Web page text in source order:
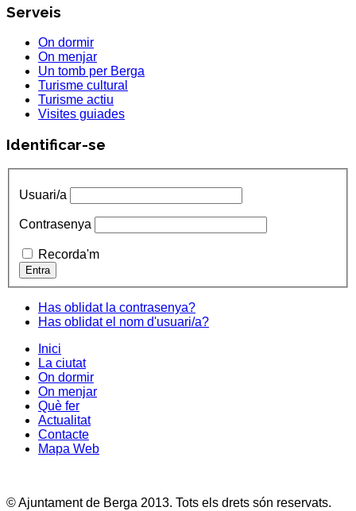
Serveis
On dormir
On menjar
Un tomb per Berga
Turisme cultural
Turisme actiu
Visites guiades
Identificar-se
Usuari/a
Contrasenya
Recorda'm
Has oblidat la contrasenya?
Has oblidat el nom d'usuari/a?
Inici
La ciutat
On dormir
On menjar
Què fer
Actualitat
Contacte
Mapa Web
© Ajuntament de Berga 2013. Tots els drets són reservats.